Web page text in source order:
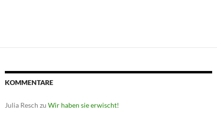
KOMMENTARE
Julia Resch zu Wir haben sie erwischt!